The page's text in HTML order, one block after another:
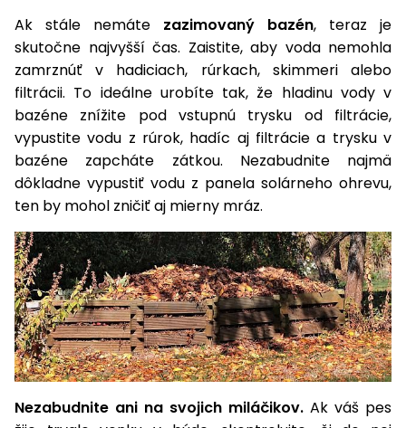
Príslušenstvo
Ak stále nemáte zazimovaný bazén, teraz je
skutočne najvyšší čas. Zaistite, aby voda nemohla
zamrznúť v hadiciach, rúrkach, skimmeri alebo
filtrácii. To ideálne urobíte tak, že hladinu vody v
bazéne znížite pod vstupnú trysku od filtrácie,
vypustite vodu z rúrok, hadíc aj filtrácie a trysku v
bazéne zapcháte zátkou. Nezabudnite najmä
dôkladne vypustiť vodu z panela solárneho ohrevu,
ten by mohol zničiť aj mierny mráz.
Nezabudnite ani na svojich miláčikov. Ak váš pes